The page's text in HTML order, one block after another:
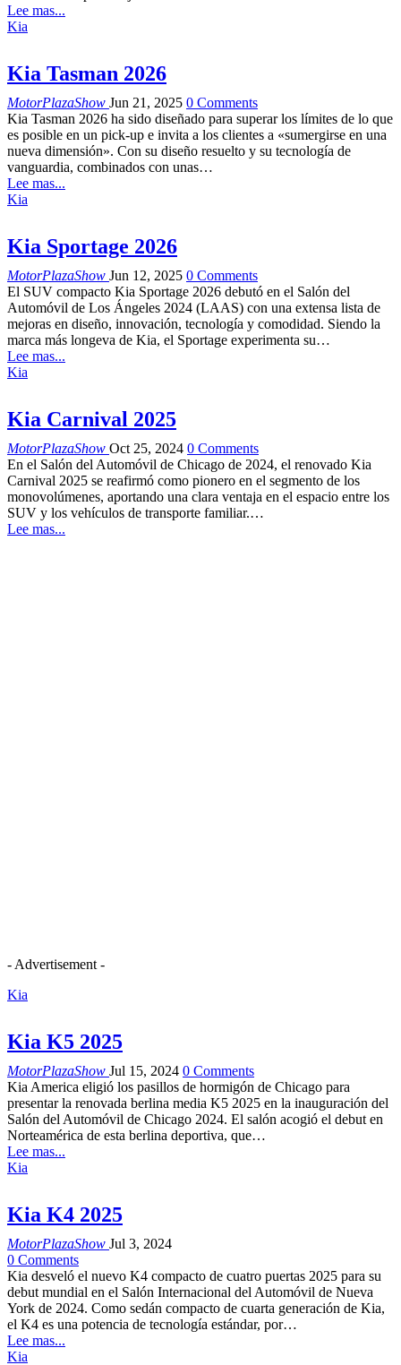
Lee mas...
Kia
Kia Tasman 2026
MotorPlazaShow Jun 21, 2025 0 Comments
Kia Tasman 2026 ha sido diseñado para superar los límites de lo que
es posible en un pick-up e invita a los clientes a «sumergirse en una
nueva dimensión». Con su diseño resuelto y su tecnología de
vanguardia, combinados con unas…
Lee mas...
Kia
Kia Sportage 2026
MotorPlazaShow Jun 12, 2025 0 Comments
El SUV compacto Kia Sportage 2026 debutó en el Salón del
Automóvil de Los Ángeles 2024 (LAAS) con una extensa lista de
mejoras en diseño, innovación, tecnología y comodidad. Siendo la
marca más longeva de Kia, el Sportage experimenta su…
Lee mas...
Kia
Kia Carnival 2025
MotorPlazaShow Oct 25, 2024 0 Comments
En el Salón del Automóvil de Chicago de 2024, el renovado Kia
Carnival 2025 se reafirmó como pionero en el segmento de los
monovolúmenes, aportando una clara ventaja en el espacio entre los
SUV y los vehículos de transporte familiar.…
Lee mas...
- Advertisement -
Kia
Kia K5 2025
MotorPlazaShow Jul 15, 2024 0 Comments
Kia America eligió los pasillos de hormigón de Chicago para
presentar la renovada berlina media K5 2025 en la inauguración del
Salón del Automóvil de Chicago 2024. El salón acogió el debut en
Norteamérica de esta berlina deportiva, que…
Lee mas...
Kia
Kia K4 2025
MotorPlazaShow Jul 3, 2024
0 Comments
Kia desveló el nuevo K4 compacto de cuatro puertas 2025 para su
debut mundial en el Salón Internacional del Automóvil de Nueva
York de 2024. Como sedán compacto de cuarta generación de Kia,
el K4 es una potencia de tecnología estándar, por…
Lee mas...
Kia